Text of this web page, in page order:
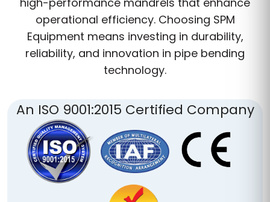
operational efficiency. Choosing SPM
Equipment means investing in durability,
reliability, and innovation in pipe bending
technology.
An ISO 9001:2015 Certified Company